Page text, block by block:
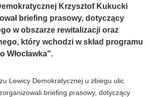
Krzysztof Kukucki
briefing prasowy, dotyczący
w obszarze rewitalizacji oraz
który wchodzi w skład programu
Włocławka".
Lewicy Demokratycznej u zbiegu ulic
briefing prasowy, dotyczący